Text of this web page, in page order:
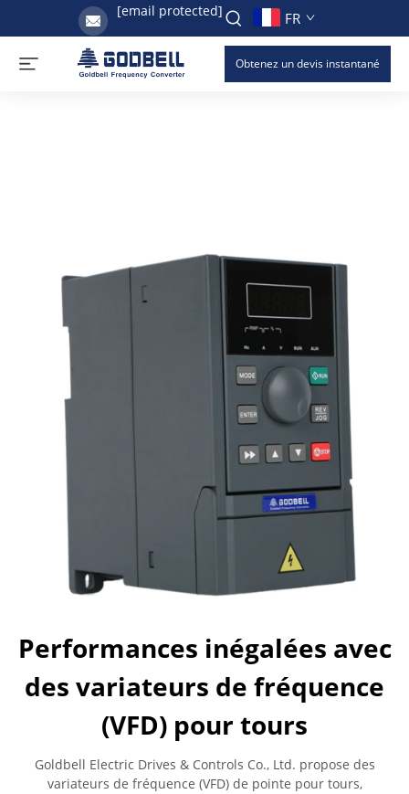
[email protected] FR
Obtenez un devis instantané
Performances inégalées avec
des variateurs de fréquence
(VFD) pour tours
Goldbell Electric Drives & Controls Co., Ltd. propose des
variateurs de fréquence (VFD) de pointe pour tours,